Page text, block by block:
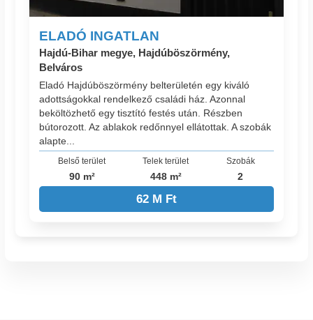
ELADÓ INGATLAN
Hajdú-Bihar megye, Hajdúböszörmény,
Belváros
Eladó Hajdúböszörmény belterületén egy kiváló
adottságokkal rendelkező családi ház. Azonnal
beköltözhető egy tisztító festés után. Részben
bútorozott. Az ablakok redőnnyel ellátottak. A szobák
alapte...
Belső terület
90 m²
Telek terület
448 m²
Szobák
2
62 M Ft